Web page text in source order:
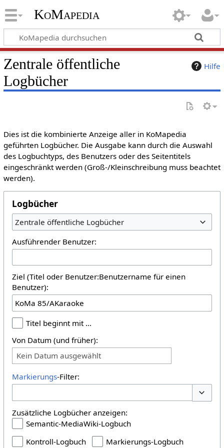
KoMapedia
Hilfe
Zentrale öffentliche
Logbücher
Dies ist die kombinierte Anzeige aller in KoMapedia
geführten Logbücher. Die Ausgabe kann durch die Auswahl
des Logbuchtyps, des Benutzers oder des Seitentitels
eingeschränkt werden (Groß-/Kleinschreibung muss beachtet
werden).
Logbücher
Zentrale öffentliche Logbücher
Ausführender Benutzer:
Ziel (Titel oder Benutzer:Benutzername für einen
Benutzer):
Titel beginnt mit …
Von Datum (und früher):
Kein Datum ausgewählt
Markierungs-Filter:
Zusätzliche Logbücher anzeigen:
Semantic-MediaWiki-Logbuch
Kontroll-Logbuch
Markierungs-Logbuch